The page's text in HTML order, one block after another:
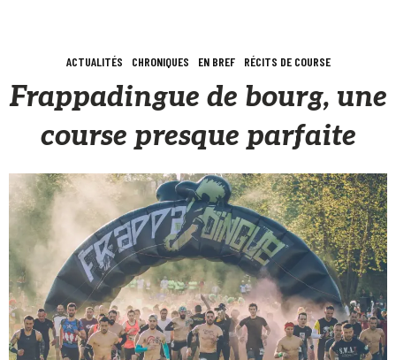
ACTUALITÉS CHRONIQUES EN BREF RÉCITS DE COURSE
Frappadingue de bourg, une
course presque parfaite